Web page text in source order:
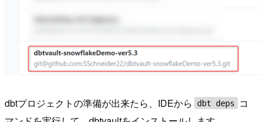
dbtプロジェクトの準備が出来たら、IDEから dbt deps
コ